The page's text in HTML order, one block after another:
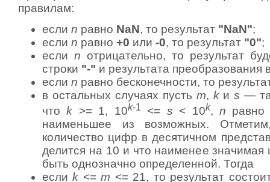
правилам:
если n равно NaN, то результат "NaN";
если n равно +0 или -0, то результат "0";
если n отрицательно, то результат
строки "-" и результата преобразования
если n равно бесконечности, то
в остальных случаях пусть m, kиs —
чтоk >= 1, 10k-1 <= s < 10k, n
наименьшее из возможных.
количество цифр в десятичном
делится на 10 и что наименее
быть однозначно определенной. Тогда
еслиk <=m <= 21, то результат